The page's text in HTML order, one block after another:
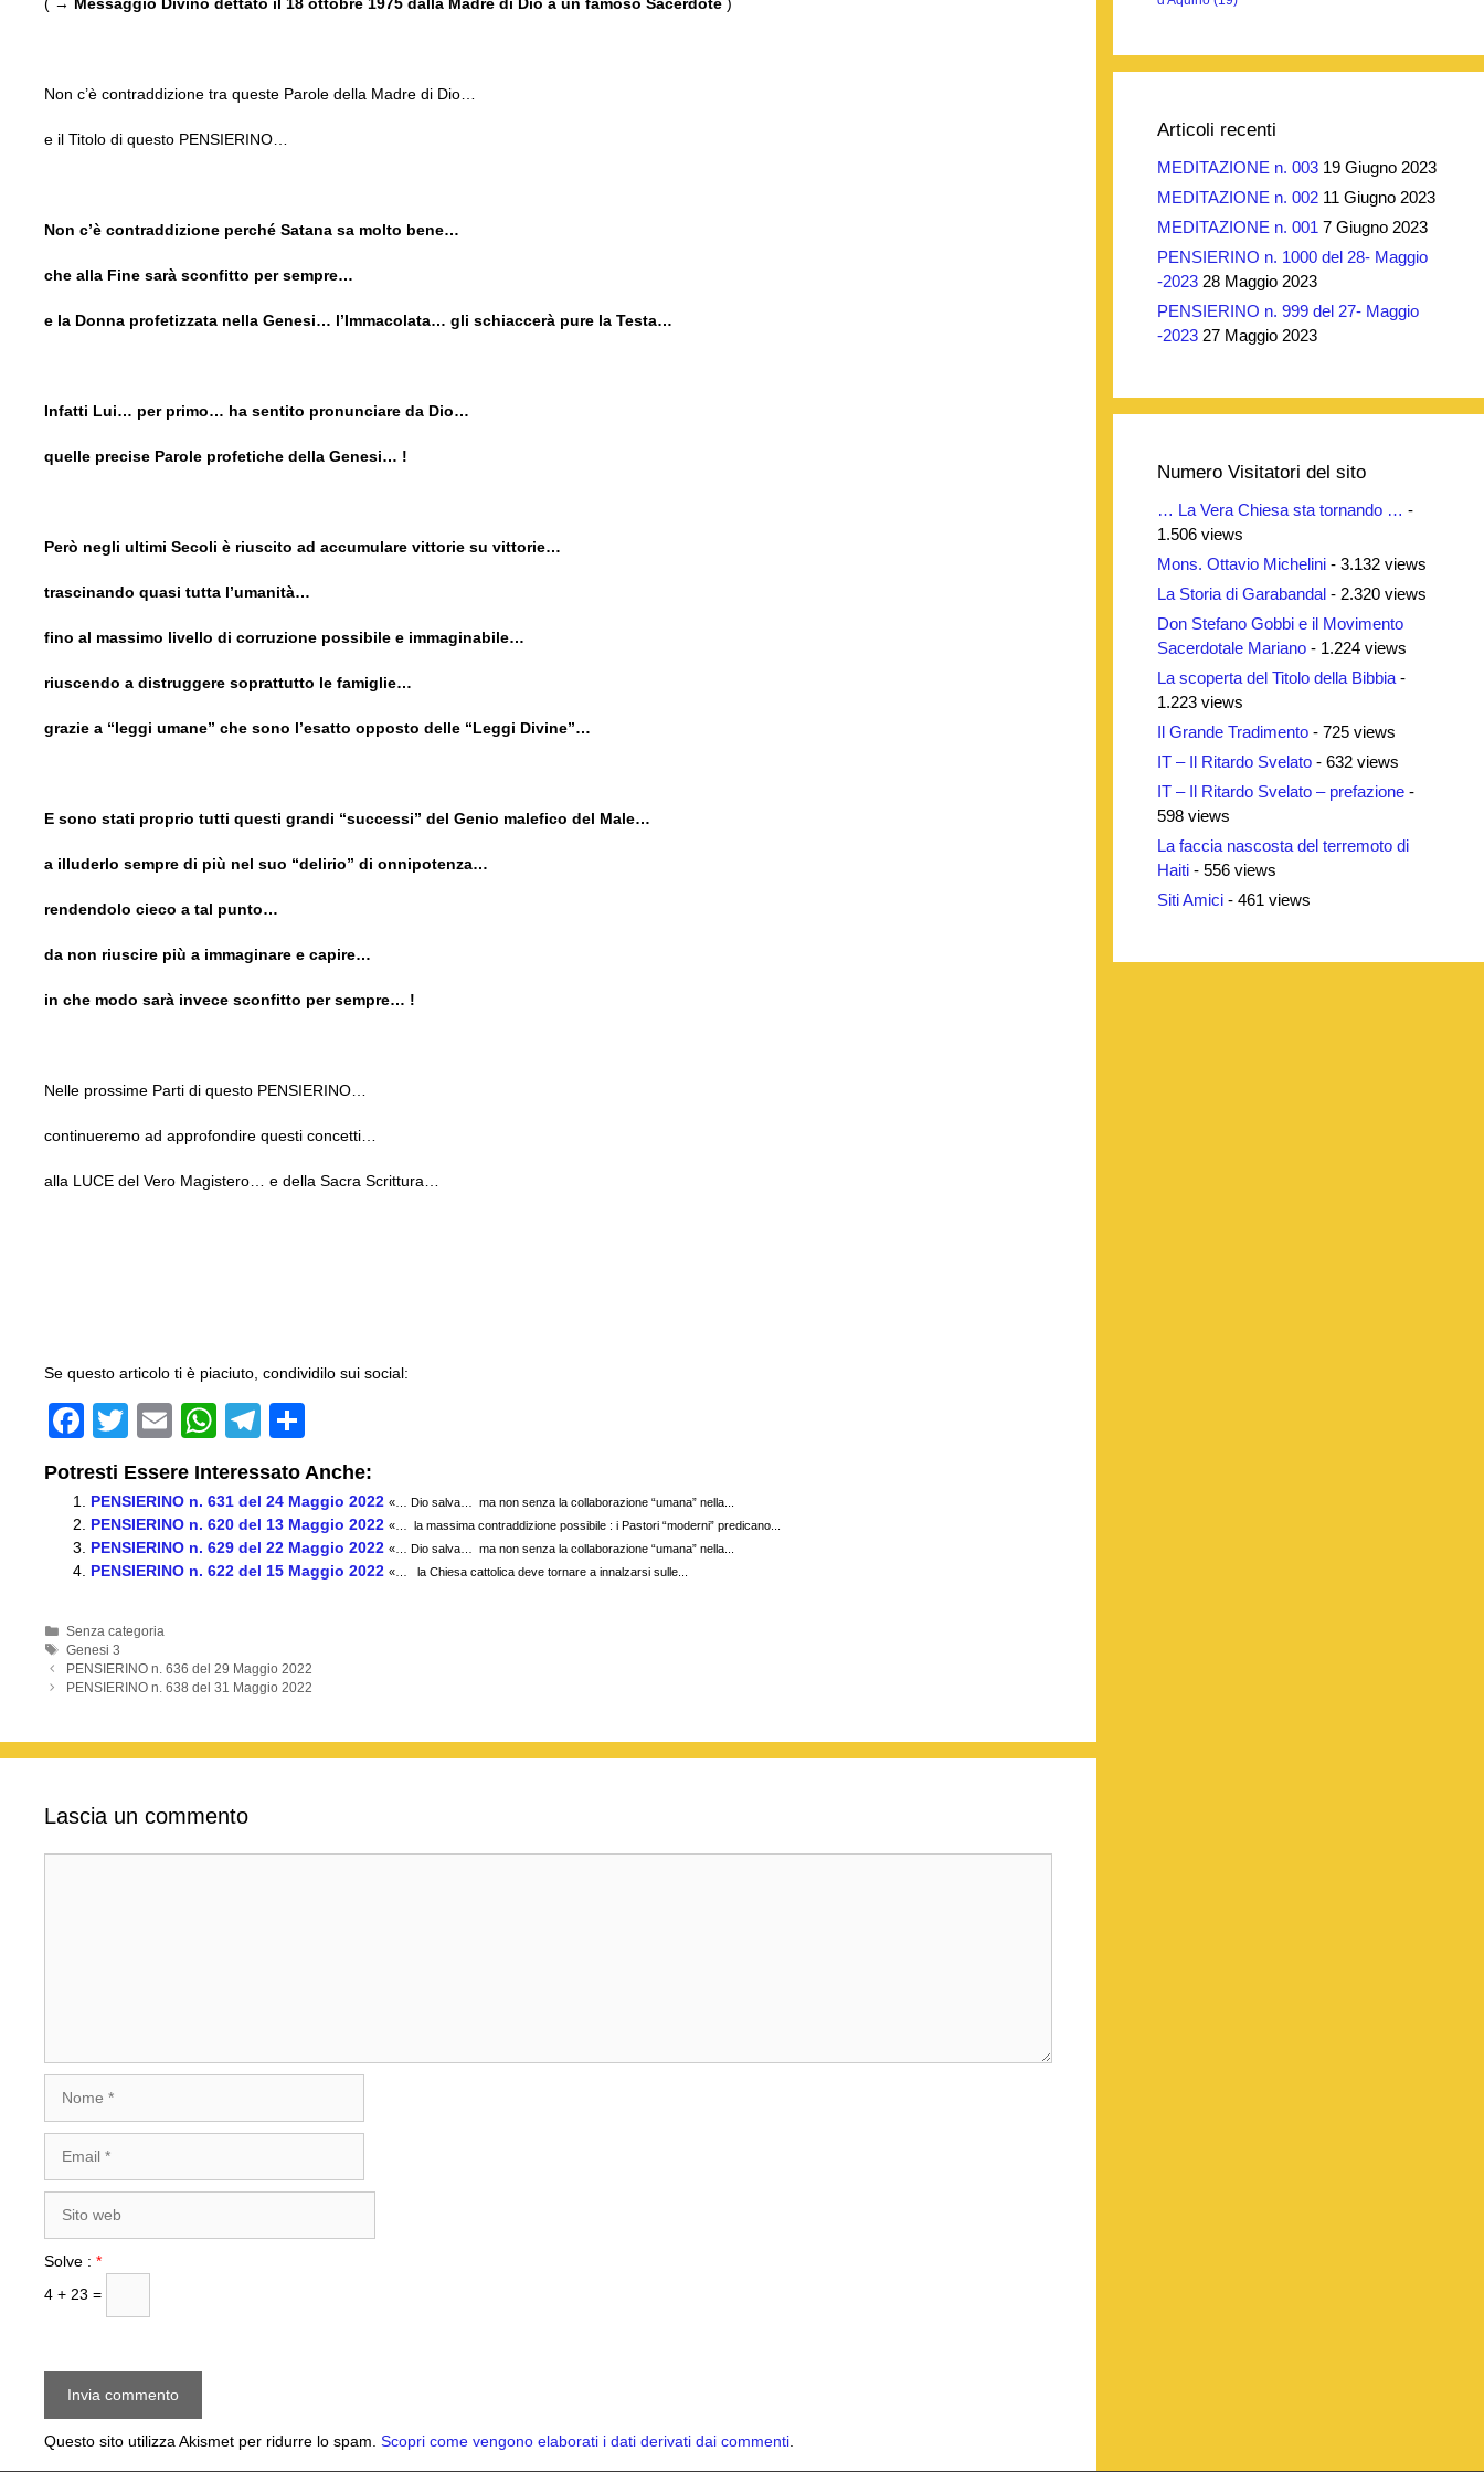
Non c’è contraddizione tra queste Parole della Madre di Dio…
e il Titolo di questo PENSIERINO…
Non c’è contraddizione perché Satana sa molto bene…
che alla Fine sarà sconfitto per sempre…
e la Donna profetizzata nella Genesi… l’Immacolata… gli schiaccerà pure la Testa…
Infatti Lui… per primo… ha sentito pronunciare da Dio…
quelle precise Parole profetiche della Genesi… !
Però negli ultimi Secoli è riuscito ad accumulare vittorie su vittorie…
trascinando quasi tutta l’umanità…
fino al massimo livello di corruzione possibile e immaginabile…
riuscendo a distruggere soprattutto le famiglie…
grazie a “leggi umane” che sono l’esatto opposto delle “Leggi Divine”…
E sono stati proprio tutti questi grandi “successi” del Genio malefico del Male…
a illuderlo sempre di più nel suo “delirio” di onnipotenza…
rendendolo cieco a tal punto…
da non riuscire più a immaginare e capire…
in che modo sarà invece sconfitto per sempre… !
Nelle prossime Parti di questo PENSIERINO…
continueremo ad approfondire questi concetti…
alla LUCE del Vero Magistero… e della Sacra Scrittura…
Se questo articolo ti è piaciuto, condividilo sui social:
F
c
e
b
o
k
T
wi
tt
er
E
m
ail
W
at
s
A
T
el
e
gr
a
o
n
di
vi
Potresti Essere Interessato Anche:
PENSIERINO n. 631 del 24 Maggio 2022 «… Dio salva… ma non senza la collaborazione “umana” nella...
PENSIERINO n. 620 del 13 Maggio 2022 «… la massima contraddizione possibile : i Pastori “moderni” predicano...
PENSIERINO n. 629 del 22 Maggio 2022 «… Dio salva… ma non senza la collaborazione “umana” nella...
PENSIERINO n. 622 del 15 Maggio 2022 «… la Chiesa cattolica deve tornare a innalzarsi sulle...
Categorie
Senza categoria
Tag
Genesi 3
PENSIERINO n. 636 del 29 Maggio 2022
PENSIERINO n. 638 del 31 Maggio 2022
Lascia un commento
web
Solve : *
4 + 23 =
Questo sito utilizza Akismet per ridurre lo spam. Scopri come vengono elaborati i dati derivati dai commenti.
Articoli recenti
MEDITAZIONE n. 003 19 Giugno 2023
MEDITAZIONE n. 002 11 Giugno 2023
MEDITAZIONE n. 001 7 Giugno 2023
PENSIERINO n. 1000 del 28- Maggio
-2023 28 Maggio 2023
PENSIERINO n. 999 del 27- Maggio
-2023 27 Maggio 2023
Numero Visitatori del sito
… La Vera Chiesa sta tornando … -
1.506 views
Mons. Ottavio Michelini - 3.132 views
La Storia di Garabandal - 2.320 views
Don Stefano Gobbi e il Movimento
Sacerdotale Mariano - 1.224 views
La scoperta del Titolo della Bibbia -
1.223 views
Il Grande Tradimento - 725 views
IT – Il Ritardo Svelato - 632 views
IT – Il Ritardo Svelato – prefazione -
598 views
La faccia nascosta del terremoto di
Haiti - 556 views
Siti Amici - 461 views